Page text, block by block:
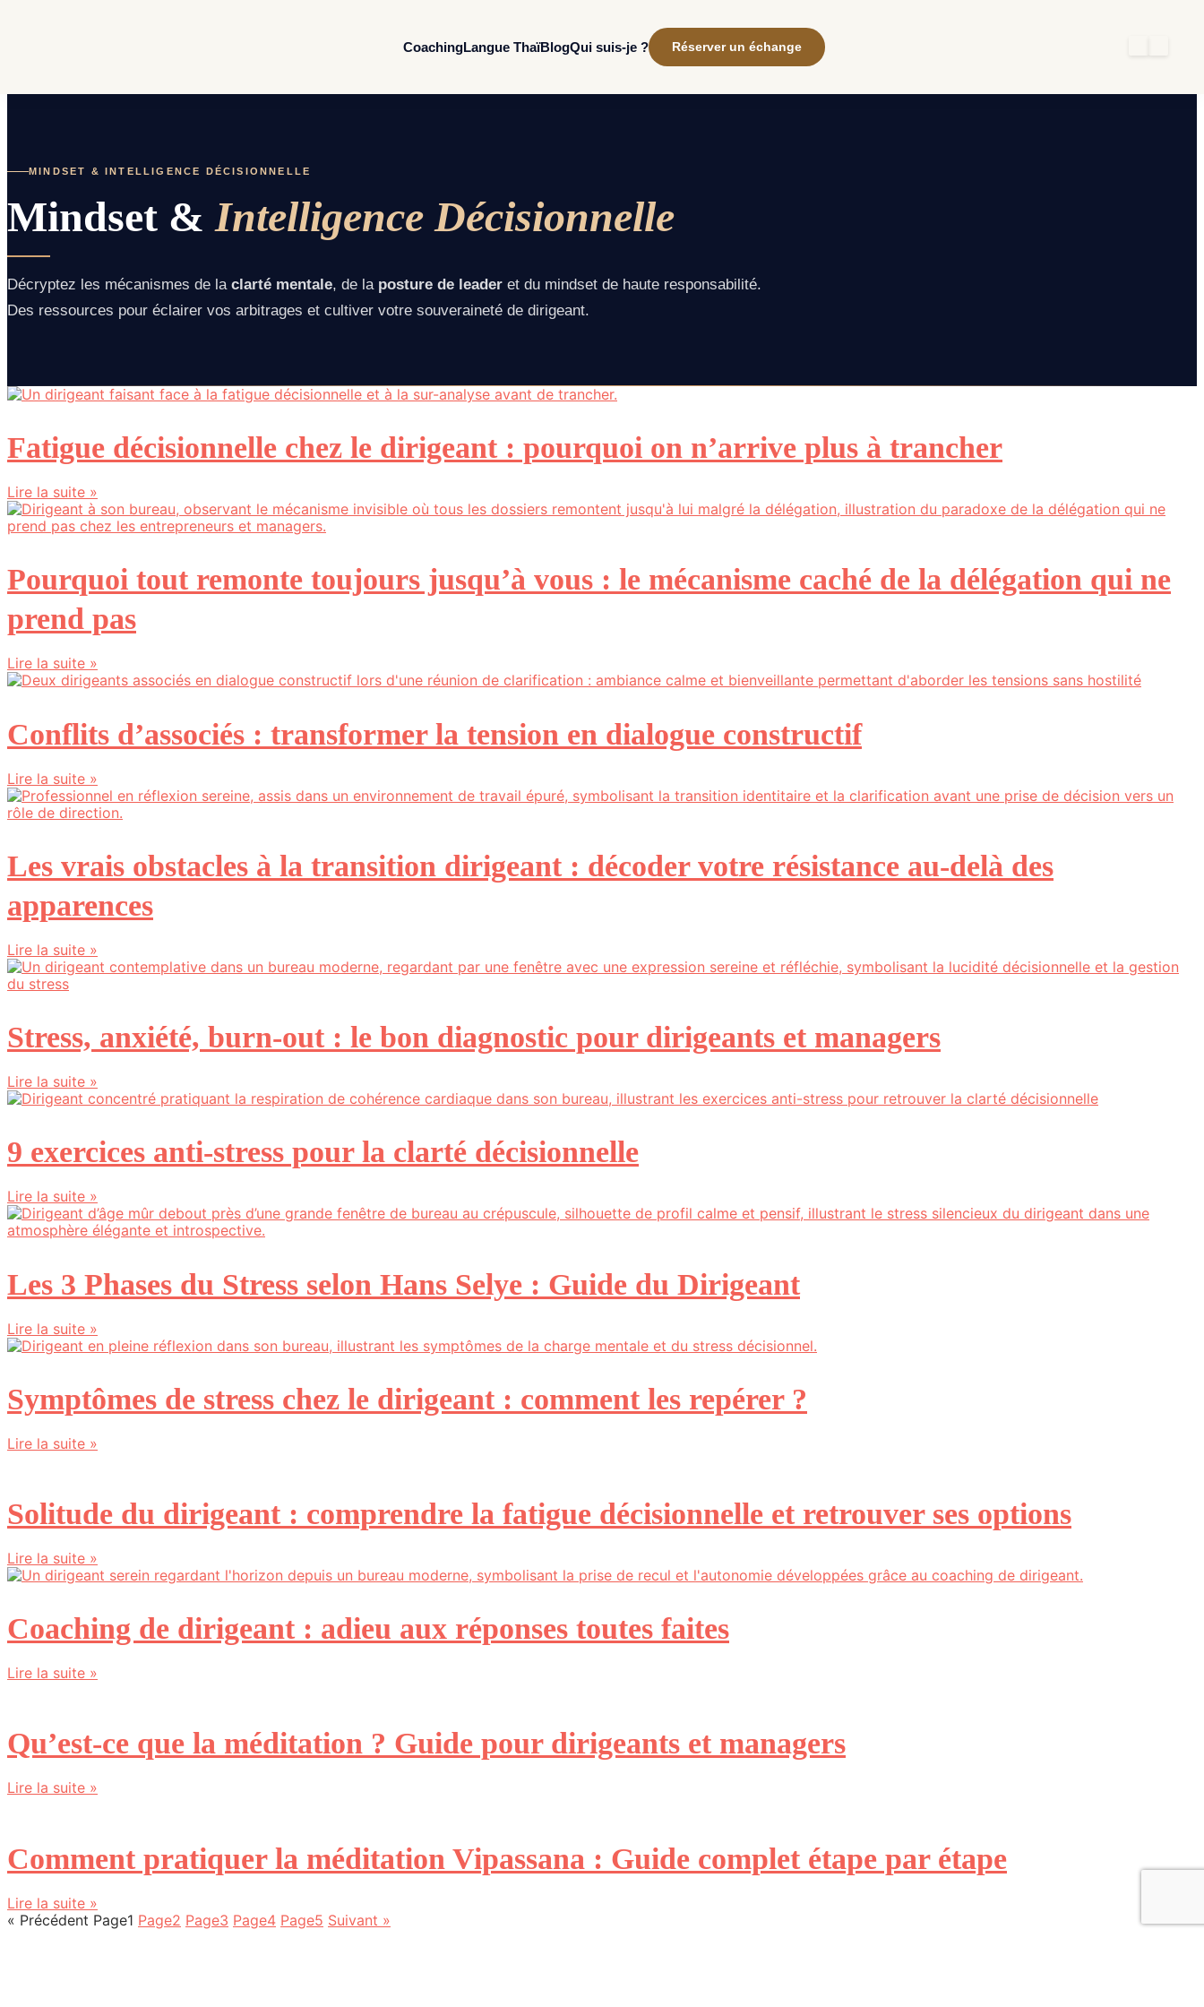
CoachingLangue ThaïBlogQui suis-je ? Réserver un échange
MINDSET & INTELLIGENCE DÉCISIONNELLE
Mindset &Intelligence Décisionnelle
Décryptez les mécanismes de la clarté mentale, de la posture de leader et du mindset de haute responsabilité.
Des ressources pour éclairer vos arbitrages et cultiver votre souveraineté de dirigeant.
Fatigue décisionnelle chez le dirigeant : pourquoi on n’arrive plus à trancher
Lire la suite »
Pourquoi tout remonte toujours jusqu’à vous : le mécanisme caché de la délégation qui ne
prend pas
Lire la suite »
Conflits d’associés : transformer la tension en dialogue constructif
Lire la suite »
Les vrais obstacles à la transition dirigeant : décoder votre résistance au-delà des
apparences
Lire la suite »
Stress, anxiété, burn-out : le bon diagnostic pour dirigeants et managers
Lire la suite »
9 exercices anti-stress pour la clarté décisionnelle
Lire la suite »
Les 3 Phases du Stress selon Hans Selye : Guide du Dirigeant
Lire la suite »
Symptômes de stress chez le dirigeant : comment les repérer ?
Lire la suite »
Solitude du dirigeant : comprendre la fatigue décisionnelle et retrouver ses options
Lire la suite »
Coaching de dirigeant : adieu aux réponses toutes faites
Lire la suite »
Qu’est-ce que la méditation ? Guide pour dirigeants et managers
Lire la suite »
Comment pratiquer la méditation Vipassana : Guide complet étape par étape
Lire la suite »
« Précédent Page1 Page2 Page3 Page4 Page5 Suivant »